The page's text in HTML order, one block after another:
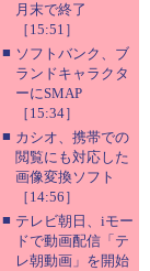
月末で終了
［15:51］
■ ソフトバンク、ブ
ランドキャラクタ
ーにSMAP
［15:34］
■ カシオ、携帯での
閲覧にも対応した
画像変換ソフト
［14:56］
■ テレビ朝日、iモー
ドで動画配信「テ
レ朝動画」を開始